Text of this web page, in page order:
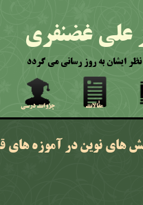
علی غضنفری
ایشان به روز رسانی می گردد
مقالات جزوات درسی
های نوین در آموزه های